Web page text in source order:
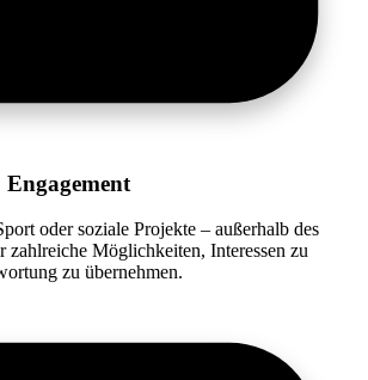
oder soziale Projekte – außerhalb des
zahlreiche Möglichkeiten, Interessen zu
zu übernehmen.